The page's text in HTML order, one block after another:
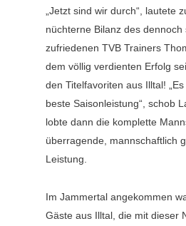
„Jetzt sind wir durch“, lautete
nüchterne Bilanz des dennoch
zufriedenen TVB Trainers
dem völlig verdienten Erfolg
den Titelfavoriten aus Illtal!
beste Saisonleistung“, schob
lobte dann die komplette
überragende, mannschaftlich
Leistung.
Im Jammertal angekommen
Gäste aus Illtal, die mit dieser